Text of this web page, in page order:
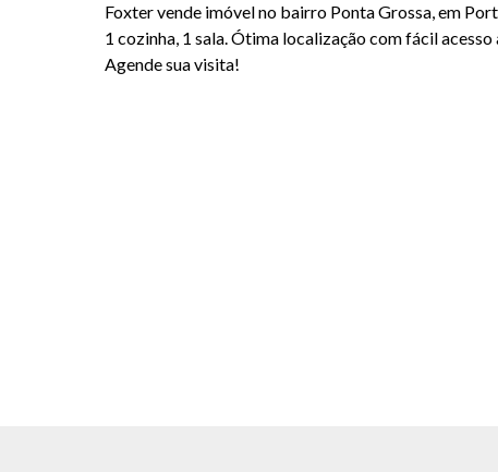
Foxter vende imóvel no bairro Ponta Grossa, em
1 cozinha, 1 sala. Ótima localização com fácil
Agende sua visita!